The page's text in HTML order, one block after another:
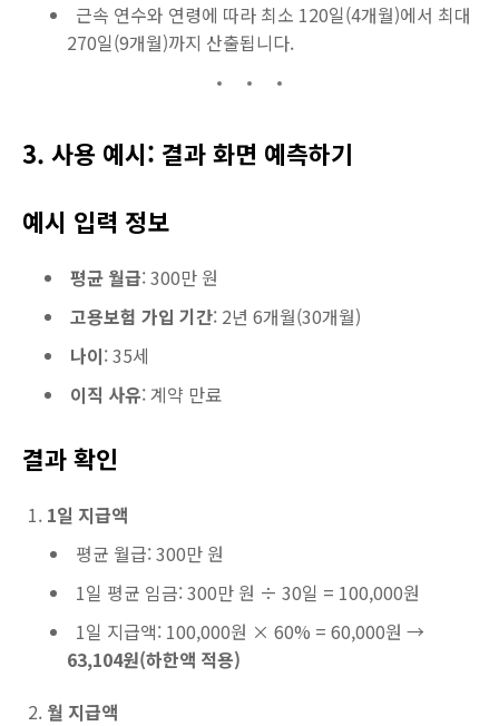
근속 연수와 연령에 따라 최소 120일(4개월)에서 최대
270일(9개월)까지 산출됩니다.
3. 사용 예시: 결과 화면 예측하기
예시 입력 정보
평균 월급: 300만 원
고용보험 가입 기간: 2년 6개월(30개월)
나이: 35세
이직 사유: 계약 만료
결과 확인
1일 지급액
평균 월급: 300만 원
1일 평균 임금: 300만 원 ÷ 30일 = 100,000원
1일 지급액: 100,000원 × 60% = 60,000원 →
63,104원(하한액 적용)
월 지급액